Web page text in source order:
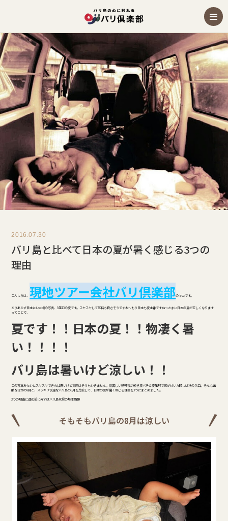
2016.07.30
バリ島と比べて日本の夏が暑く感じる3つの
理由
こんにちは、現地ツアー会社バリ倶楽部のキコです。
とりあえず日本にいた頃の写真、5年前の夏です。スヤスヤして気持ち良さそうですね～もう日本も夏本番ですね～たまに日本の夏が恋しくなります
ってことで、
夏です！！日本の夏！！物凄く暑
い！！！！
バリ島は暑いけど涼しい！！
この写真みたいにスヤスヤできれば良いけど実際はそうもいきません。寝苦しい熱帯夜が続き夏バテ＆夏風邪で気が付いた時には秋の入口。そんな過
酷な日本の8月と、スッキリ快適なバリ島の8月を比較して、日本の夏が暑く感じる理由を3つにまとめました。
3つの理由に進む前に先ずはバリ島気候の基本情報
そもそもバリ島の8月は涼しい